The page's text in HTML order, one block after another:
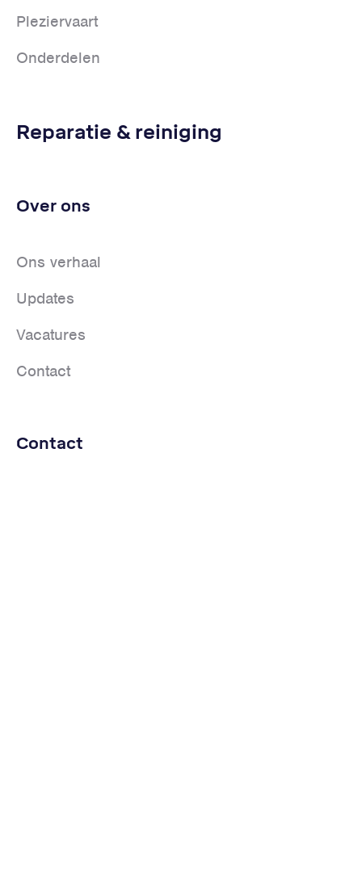
Pleziervaart
Onderdelen
Reparatie & reiniging
Over ons
Ons verhaal
Updates
Vacatures
Contact
Contact